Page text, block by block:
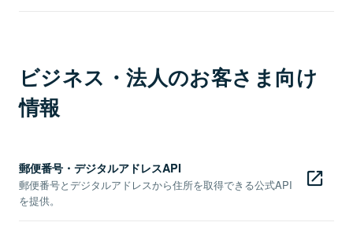
ビジネス・法人のお客さま向け
情報
郵便番号・デジタルアドレスAPI
郵便番号とデジタルアドレスから住所を取得できる公式API
を提供。